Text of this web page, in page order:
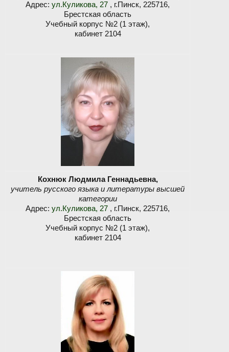
Адрес: ул.Куликова, 27 , г.Пинск, 225716,
Брестская область
Учебный корпус №2 (1 этаж),
кабинет 2104
Кохнюк Людмила Геннадьевна,
учитель русского языка и литературы высшей
категории
Адрес: ул.Куликова, 27 , г.Пинск, 225716,
Брестская область
Учебный корпус №2 (1 этаж),
кабинет 2104